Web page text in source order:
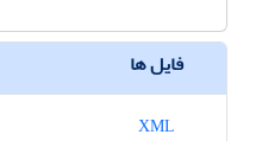
فایل ها